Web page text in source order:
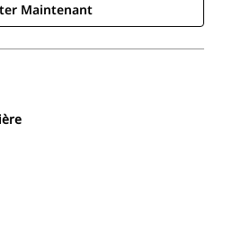
Maintenant